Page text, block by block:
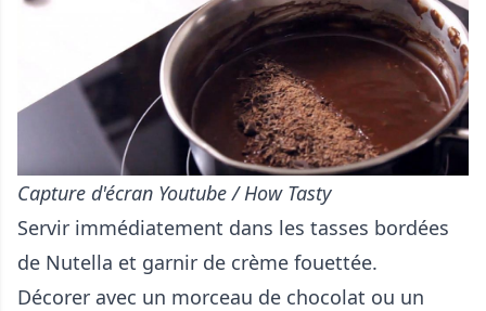
Capture d'écran Youtube / How Tasty
Servir immédiatement dans les tasses bordées
de Nutella et garnir de crème fouettée.
Décorer avec un morceau de chocolat ou un